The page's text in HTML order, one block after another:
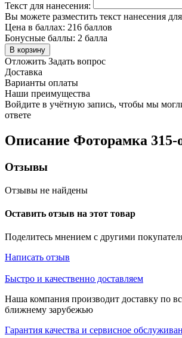
Текст для нанесения:
Вы можете разместить текст нанесения
Цена в баллах: 216 баллов
Бонусные баллы: 2 балла
В корзину
Отложить Задать вопрос
Доставка
Варианты оплаты
Наши преимущества
Войдите в учётную запись, чтобы мы
ответе
Описание Фоторамка 315-
Отзывы
Отзывы не найдены
Оставить отзыв на этот товар
Поделитесь мнением с другими
Написать отзыв
Быстро и качественно доставляем
Наша компания производит доставку по
ближнему зарубежью
Гарантия качества и сервисное